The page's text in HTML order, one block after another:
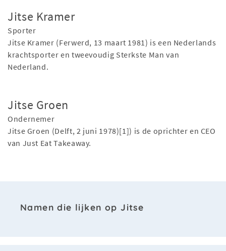
Jitse Kramer
Sporter
Jitse Kramer (Ferwerd, 13 maart 1981) is een Nederlands
krachtsporter en tweevoudig Sterkste Man van
Nederland.
Jitse Groen
Ondernemer
Jitse Groen (Delft, 2 juni 1978)[1]) is de oprichter en CEO
van Just Eat Takeaway.
Namen die lijken op Jitse